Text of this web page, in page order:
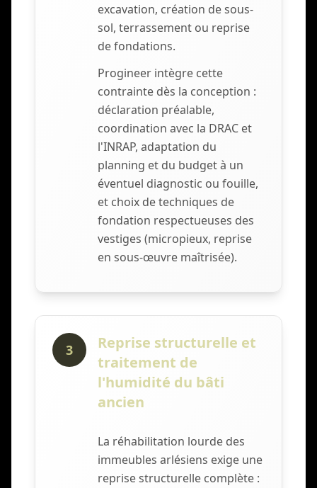
excavation, création de sous-
sol, terrassement ou reprise
de fondations.
Progineer intègre cette
contrainte dès la conception :
déclaration préalable,
coordination avec la DRAC et
l'INRAP, adaptation du
planning et du budget à un
éventuel diagnostic ou fouille,
et choix de techniques de
fondation respectueuses des
vestiges (micropieux, reprise
en sous-œuvre maîtrisée).
3
Reprise structurelle et
traitement de
l'humidité du bâti
ancien
La réhabilitation lourde des
immeubles arlésiens exige une
reprise structurelle complète :